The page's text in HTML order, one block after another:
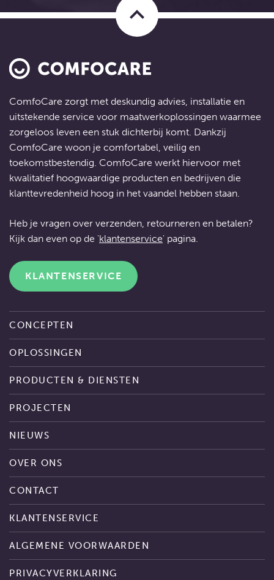
keyboard_arrow_up
ComfoCare zorgt met deskundig advies, installatie en
uitstekende service voor maatwerkoplossingen waarmee
zorgeloos leven een stuk dichterbij komt. Dankzij
ComfoCare woon je comfortabel, veilig en
toekomstbestendig. ComfoCare werkt hiervoor met
kwalitatief hoogwaardige producten en bedrijven die
klanttevredenheid hoog in het vaandel hebben staan.
Heb je vragen over verzenden, retourneren en betalen?
Kijk dan even op de 'klantenservice' pagina.
KLANTENSERVICE
CONCEPTEN
OPLOSSINGEN
PRODUCTEN & DIENSTEN
PROJECTEN
NIEUWS
OVER ONS
CONTACT
KLANTENSERVICE
ALGEMENE VOORWAARDEN
PRIVACYVERKLARING